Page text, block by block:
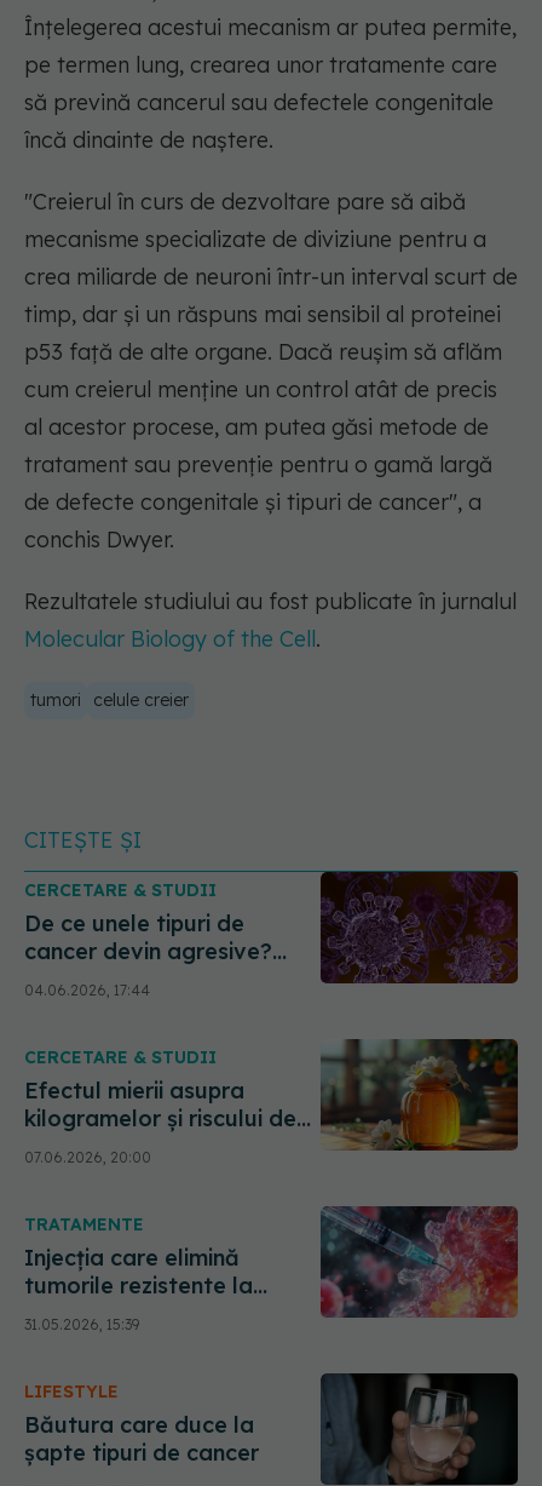
Înțelegerea acestui mecanism ar putea permite,
pe termen lung, crearea unor tratamente care
să prevină cancerul sau defectele congenitale
încă dinainte de naștere.
"Creierul în curs de dezvoltare pare să aibă
mecanisme specializate de diviziune pentru a
crea miliarde de neuroni într-un interval scurt de
timp, dar și un răspuns mai sensibil al proteinei
p53 față de alte organe. Dacă reușim să aflăm
cum creierul menține un control atât de precis
al acestor procese, am putea găsi metode de
tratament sau prevenție pentru o gamă largă
de defecte congenitale și tipuri de cancer", a
conchis Dwyer.
Rezultatele studiului au fost publicate în jurnalul
Molecular Biology of the Cell.
tumori celule creier
CITEȘTE ȘI
CERCETARE & STUDII
De ce unele tipuri de
cancer devin agresive?
Cercetătorii au descoperit
o cauză ascunsă
04.06.2026, 17:44
CERCETARE & STUDII
Efectul mierii asupra
kilogramelor și riscului de
cancer. Regula de aur care
îi păstrează intacte
07.06.2026, 20:00
TRATAMENTE
Injecția care elimină
tumorile rezistente la
chimioterapie. Cum
funcționează noul
31.05.2026, 15:39
LIFESTYLE
Băutura care duce la
șapte tipuri de cancer